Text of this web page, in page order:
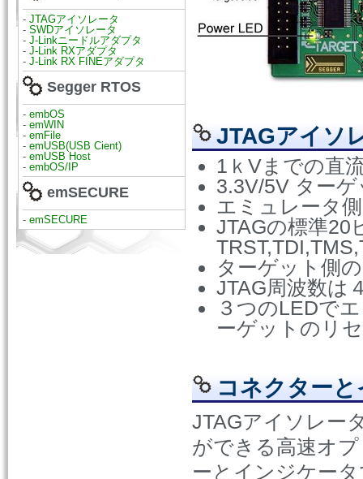
- JTAGアイソレータ
- SWDアイソレータ
- J-Linkニードルアダプタ
- J-Link RXアダプタ
- J-Link RX FINEアダプタ
Segger RTOS
- embOS
- emWIN
- emFile
- emUSB(USB Cient)
- emUSB Host
- embOS/IP
emSECURE
- emSECURE
JTAGアイソ
1ｋVまでの直
3.3V/5V ター
エミュレータ
JTAGの標準20
ターゲット側
JTAG周波数は
３つのLEDで
ーゲットのリ
コネクター
JTAGアイソレー
ができる高速オ
ーとインジケー